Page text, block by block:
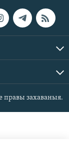
правы захаваныя.